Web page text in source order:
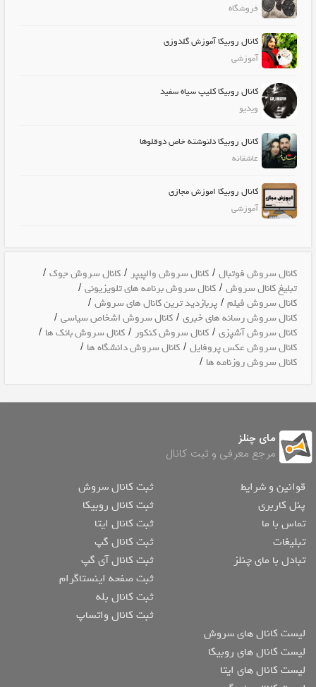
فروشگاه
کانال روبیکا آموزش گلدوزی
آموزشی
کانال روبیکا کلیپ سیاه سفید
ویدیو
کانال روبیکا دلنوشته خاص دوقلوها
عاشقانه
کانال روبیکا اموزش مجازی
آموزشی
کانال سروش فوتبال /کانال سروش والپیپر /کانال سروش جوک /
تبلیغ کانال سروش /کانال سروش برنامه های تلویزیونی /
کانال سروش فیلم /پربازدید ترین کانال های سروش /
کانال سروش رسانه های خبری /کانال سروش اشخاص سیاسی /
کانال سروش آشپزی /کانال سروش کنکور /کانال سروش بانک ها /
کانال سروش عکس پروفایل /کانال سروش دانشگاه ها /
کانال سروش روزنامه ها /
مای چنلز
مرجع معرفی و ثبت کانال
قوانین و شرایط
پنل کاربری
تماس با ما
تبلیغات
تبادل با مای چنلز
ثبت کانال سروش
ثبت کانال روبیکا
ثبت کانال ایتا
ثبت کانال گپ
ثبت کانال آی گپ
ثبت صفحه اینستاگرام
ثبت کانال بله
ثبت کانال واتساپ
لیست کانال های سروش
لیست کانال های روبیکا
لیست کانال های ایتا